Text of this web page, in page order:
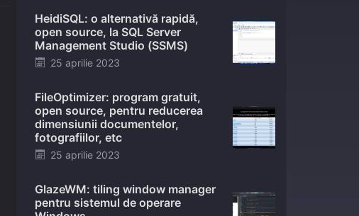
HeidiSQL: o alternativă rapidă,
open source, la SQL Server
Management Studio (SSMS)
Posted
25 aprilie 2023
FileOptimizer: program gratuit,
open source, pentru reducerea
dimensiunii documentelor,
fotografiilor, etc
Posted
25 aprilie 2023
GlazeWM: tiling window manager
pentru sistemul de operare